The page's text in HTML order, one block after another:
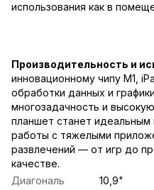
использования как в
Производительность и
инновационному чипу M1,
обработки данных и
многозадачность и
планшет станет
работы с тяжелыми
развлечений — от игр до
качестве.
Диагональ
10,9"